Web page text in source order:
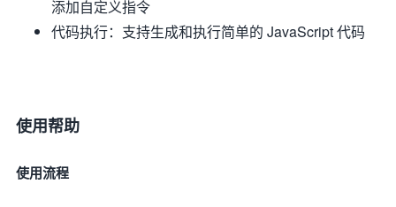
添加自定义指令
代码执行：支持生成和执行简单的 JavaScript 代码
使用帮助
使用流程